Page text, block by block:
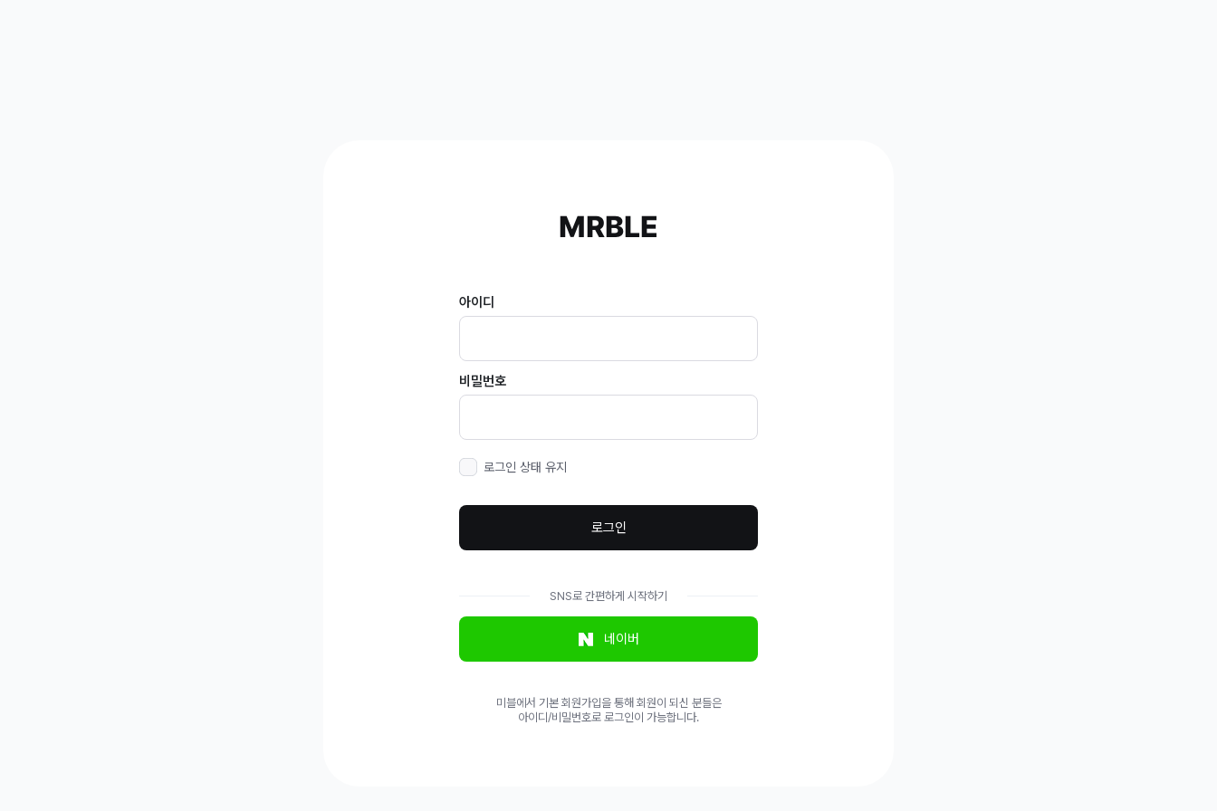
MRBLE
아이디
비밀번호
로그인 상태 유지
로그인
SNS로 간편하게 시작하기
네이버
미블에서 기본 회원가입을 통해 회원이 되신 분들은
아이디/비밀번호로 로그인이 가능합니다.